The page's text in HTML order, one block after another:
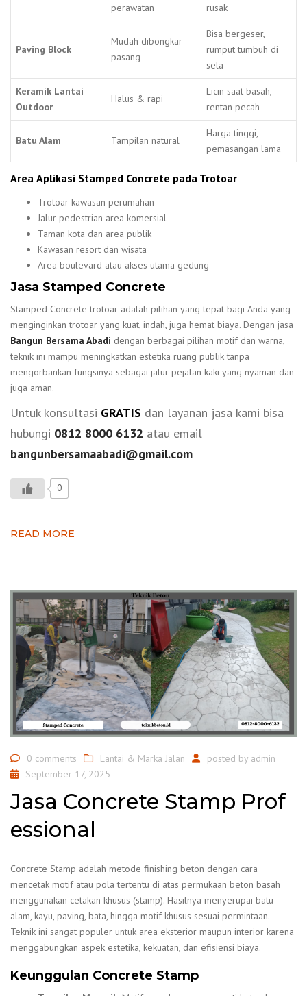
perawatan
rusak
Paving Block
Mudah dibongkar
pasang
Bisa bergeser,
rumput tumbuh di
sela
Keramik Lantai
Outdoor
Halus & rapi
Licin saat basah,
rentan pecah
Batu Alam Tampilan natural
Harga tinggi,
pemasangan lama
Area Aplikasi Stamped Concrete pada Trotoar
Trotoar kawasan perumahan
Jalur pedestrian area komersial
Taman kota dan area publik
Kawasan resort dan wisata
Area boulevard atau akses utama gedung
Jasa Stamped Concrete
Stamped Concrete trotoar adalah pilihan yang tepat bagi Anda yang
menginginkan trotoar yang kuat, indah, juga hemat biaya. Dengan jasa
Bangun Bersama Abadi dengan berbagai pilihan motif dan warna,
teknik ini mampu meningkatkan estetika ruang publik tanpa
mengorbankan fungsinya sebagai jalur pejalan kaki yang nyaman dan
juga aman.
Untuk konsultasi GRATIS dan layanan jasa kami bisa
hubungi 0812 8000 6132 atau email
bangunbersamaabadi@gmail.com
0
READ MORE
0 comments Lantai & Marka Jalan posted by admin
September 17, 2025
Jasa Concrete Stamp Prof
essional
Concrete Stamp adalah metode finishing beton dengan cara
mencetak motif atau pola tertentu di atas permukaan beton basah
menggunakan cetakan khusus (stamp). Hasilnya menyerupai batu
alam, kayu, paving, bata, hingga motif khusus sesuai permintaan.
Teknik ini sangat populer untuk area eksterior maupun interior karena
menggabungkan aspek estetika, kekuatan, dan efisiensi biaya.
Keunggulan Concrete Stamp